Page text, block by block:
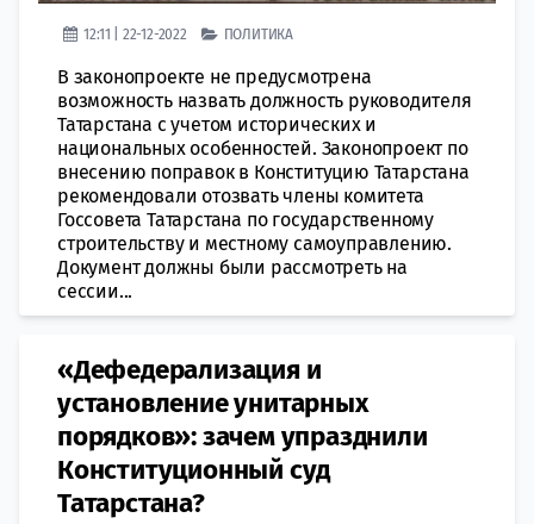
12:11 | 22-12-2022 ПОЛИТИКА
В законопроекте не предусмотрена
возможность назвать должность руководителя
Татарстана с учетом исторических и
национальных особенностей. Законопроект по
внесению поправок в Конституцию Татарстана
рекомендовали отозвать члены комитета
Госсовета Татарстана по государственному
строительству и местному самоуправлению.
Документ должны были рассмотреть на
сессии...
«Дефедерализация и
установление унитарных
порядков»: зачем упразднили
Конституционный суд
Татарстана?